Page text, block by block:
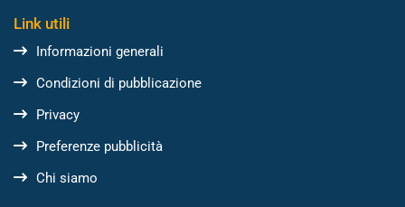
Link utili
Informazioni generali
Condizioni di pubblicazione
Privacy
Preferenze pubblicità
Chi siamo